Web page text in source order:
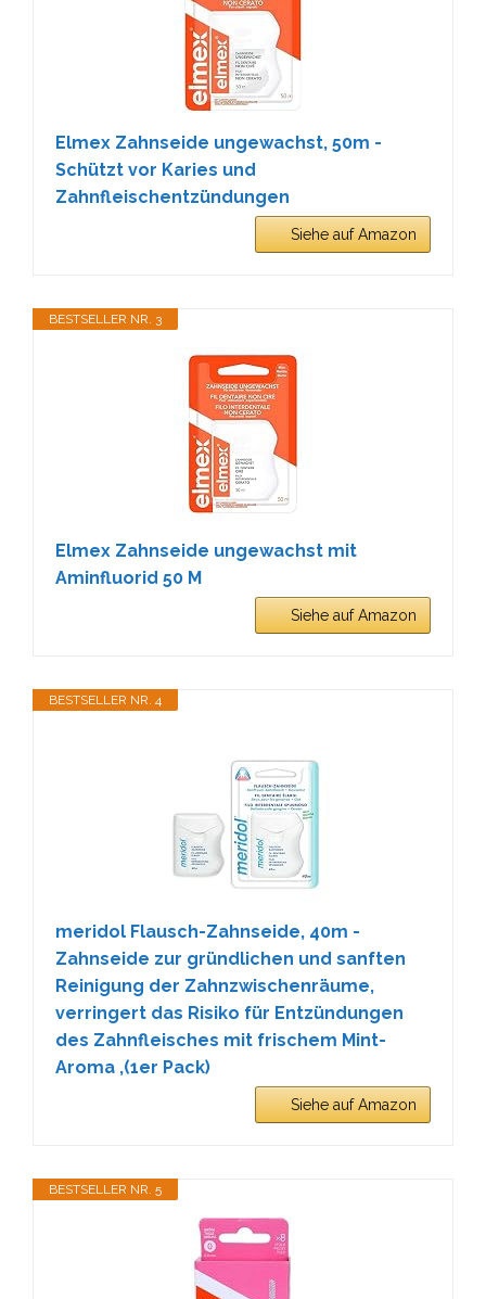
Elmex Zahnseide ungewachst, 50m -
Schützt vor Karies und
Zahnfleischentzündungen
Siehe auf Amazon
BESTSELLER NR. 3
Elmex Zahnseide ungewachst mit
Aminfluorid 50 M
Siehe auf Amazon
BESTSELLER NR. 4
meridol Flausch-Zahnseide, 40m -
Zahnseide zur gründlichen und sanften
Reinigung der Zahnzwischenräume,
verringert das Risiko für Entzündungen
des Zahnfleisches mit frischem Mint-
Aroma ,(1er Pack)
Siehe auf Amazon
BESTSELLER NR. 5